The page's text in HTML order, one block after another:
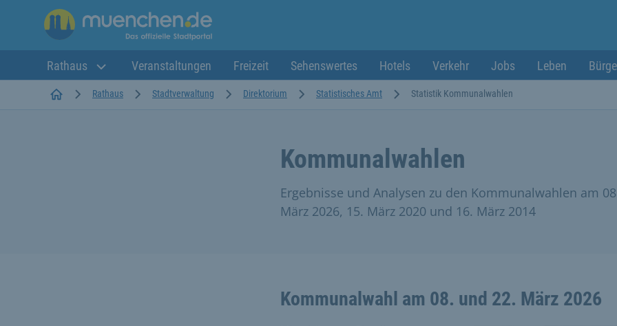
Rathaus Veranstaltungen Freizeit Sehenswertes Hotels Verkehr Jobs Leben
StartseiteRathaus Stadtverwaltung Direktorium Statistisches Amt Statistik Kommunalwahlen
Kommunalwahlen
Ergebnisse und Analysen zu den Kommunalwahlen am
März 2026, 15. März 2020 und 16. März 2014
Kommunalwahl am 08. und 22. März 2026